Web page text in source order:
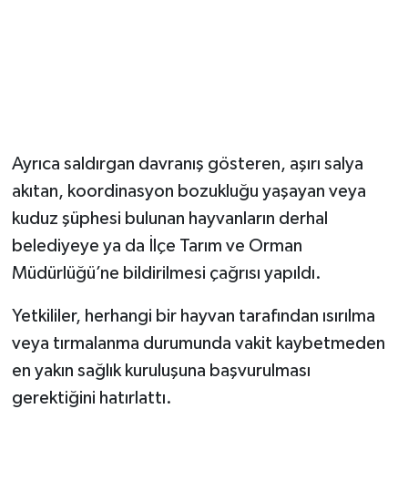
Ayrıca saldırgan davranış gösteren, aşırı salya
akıtan, koordinasyon bozukluğu yaşayan veya
kuduz şüphesi bulunan hayvanların derhal
belediyeye ya da İlçe Tarım ve Orman
Müdürlüğü’ne bildirilmesi çağrısı yapıldı.
Yetkililer, herhangi bir hayvan tarafından ısırılma
veya tırmalanma durumunda vakit kaybetmeden
en yakın sağlık kuruluşuna başvurulması
gerektiğini hatırlattı.